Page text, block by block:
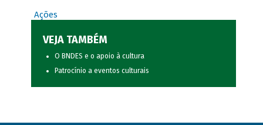
Ações
VEJA TAMBÉM
O BNDES e o apoio à cultura
Patrocínio a eventos culturais